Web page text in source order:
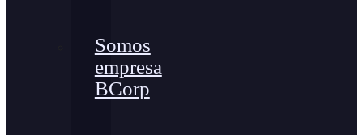
Somos
empresa
BCorp